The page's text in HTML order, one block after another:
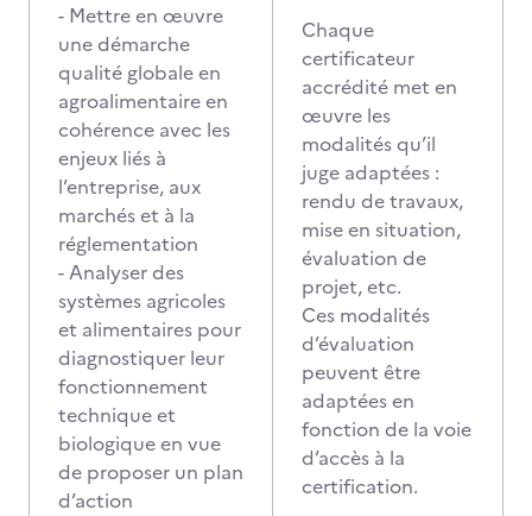
- Mettre en œuvre
une démarche
qualité globale en
agroalimentaire en
cohérence avec les
enjeux liés à
l’entreprise, aux
marchés et à la
réglementation
- Analyser des
systèmes agricoles
et alimentaires pour
diagnostiquer leur
fonctionnement
technique et
biologique en vue
de proposer un plan
d’action
Chaque
certificateur
accrédité met en
œuvre les
modalités qu’il
juge adaptées :
rendu de travaux,
mise en situation,
évaluation de
projet, etc.
Ces modalités
d’évaluation
peuvent être
adaptées en
fonction de la voie
d’accès à la
certification.